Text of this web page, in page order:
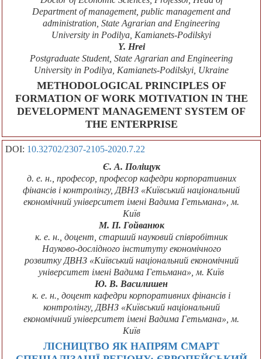
Department of management, public management and
administration, State Agrarian and Engineering
University in Podilya, Kamianets-Podilskyi
Y. Hreі
Postgraduate Student, State Agrarian and Engineering
University in Podilya, Kamianets-Podilskyi, Ukraine
METHODOLOGICAL PRINCIPLES OF
FORMATION OF WORK MOTIVATION IN THE
DEVELOPMENT MANAGEMENT SYSTEM OF
THE ENTERPRISE
DOI: 10.32702/2307-2105-2020.7.22
Є. А. Поліщук
д. е. н., професор, професор кафедри корпоративних
фінансів і контролінгу, ДВНЗ «Київський національний
економічний університет імені Вадима Гетьмана», м.
Київ
М. П. Гойванюк
к. е. н., доцент, старший науковий співробітник
Науково-дослідного інституту економічного
розвитку ДВНЗ «Київський національний економічний
університет імені Вадима Гетьмана», м. Київ
Ю. В. Василишен
к. е. н., доцент кафедри корпоративних фінансів і
контролінгу, ДВНЗ «Київський національний
економічний університет імені Вадима Гетьмана», м.
Київ
ЛІСНИЦТВО ЯК НАПРЯМ СМАРТ